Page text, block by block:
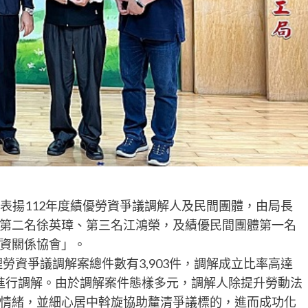
揚112年度績優勞資爭議調解人及民間團體，由局長
二名徐英璋、第三名江鴻榮，及績優民間團體第一名
關係協會」。
資爭議調解案總件數有3,903件，調解成立比率高達
調解。由於調解案件態樣多元，調解人除提升勞動法
緒，並細心居中斡旋協助釐清爭議標的，進而成功化